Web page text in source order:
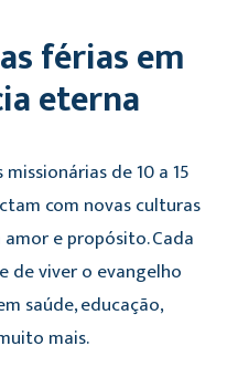
férias em
eterna
de 10 a 15
com novas culturas
e propósito. Cada
de viver o evangelho
saúde, educação,
mais.